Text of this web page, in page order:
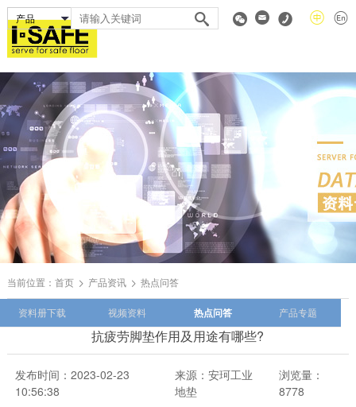
当前位置： 首页 产品资讯 热点问答
资料册下载 视频资料 热点问答 产品专题
抗疲劳脚垫作用及用途有哪些?
发布时间：2023-02-23
10:56:38
来源：安珂工业
地垫
浏览量：
8778